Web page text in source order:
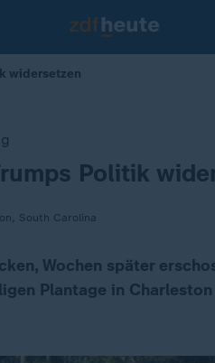
widersetzen
Politik
South Carolina
Wochen später
Plantage in